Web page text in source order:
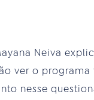
Neiva
ver o programa
nesse